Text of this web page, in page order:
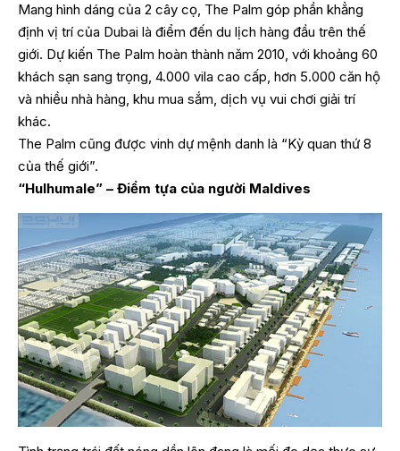
Mang hình dáng của 2 cây cọ, The Palm góp phần khẳng
định vị trí của Dubai là điểm đến du lịch hàng đầu trên thế
giới. Dự kiến The Palm hoàn thành năm 2010, với khoảng 60
khách sạn sang trọng, 4.000 vila cao cấp, hơn 5.000 căn hộ
và nhiều nhà hàng, khu mua sắm, dịch vụ vui chơi giải trí
khác.
The Palm cũng được vinh dự mệnh danh là “Kỳ quan thứ 8
của thế giới”.
“Hulhumale” – Điểm tựa của người Maldives